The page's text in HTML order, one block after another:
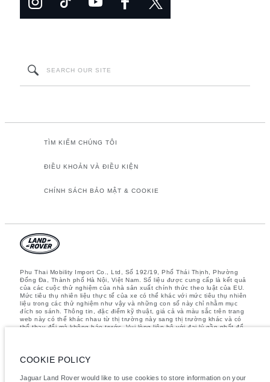
TÌM KIẾM CHÚNG TÔI
ĐIỀU KHOẢN VÀ ĐIỀU KIỆN
CHÍNH SÁCH BẢO MẬT & COOKIE
Phu Thai Mobility Import Co., Ltd, Số 192/19, Phố Thái Thịnh, Phường
Đống Đa, Thành phố Hà Nội, Việt Nam. Số liệu được cung cấp là kết quả
của các cuộc thử nghiệm của nhà sản xuất chính thức theo luật của EU.
Mức tiêu thụ nhiên liệu thực tế của xe có thể khác với mức tiêu thụ nhiên
liệu trong các thử nghiệm như vậy và những con số này chỉ nhằm mục
đích so sánh. Thông tin, đặc điểm kỹ thuật, giá cả và màu sắc trên trang
web này có thể khác nhau từ thị trường này sang thị trường khác và có
thể thay đổi mà không báo trước. Vui lòng liên hệ với đại lý gần nhất để
về bán dẫn hiện đang ảnh hưởng đến các thông số kỹ thuật, tính năng
COOKIE POLICY
Jaguar Land Rover would like to use cookies to store information on your